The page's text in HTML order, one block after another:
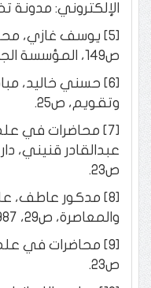
الإلكتروني: مدونة
[5] يوسف غازي،
ص149، المؤسسة الجزائرية للطباعة 1986.
[6] حسني خاليد،
وتقويم، ص25.
[7] محاضرات في
ص23.
[8] مدكور عاطف،
والمعاصرة، ص29، 1987، دار الثقافة القاهرة.
[9] محاضرات في
ص23.